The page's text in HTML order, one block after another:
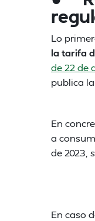
Lo
la tarifa
de 22 de
publica
En
a
de 2023,
En caso